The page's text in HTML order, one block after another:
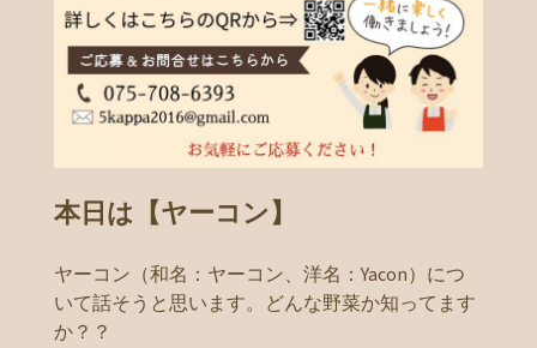
本日は【ヤーコン】
ヤーコン（和名：ヤーコン、洋名：Yacon）につ
いて話そうと思います。どんな野菜か知ってます
か？？